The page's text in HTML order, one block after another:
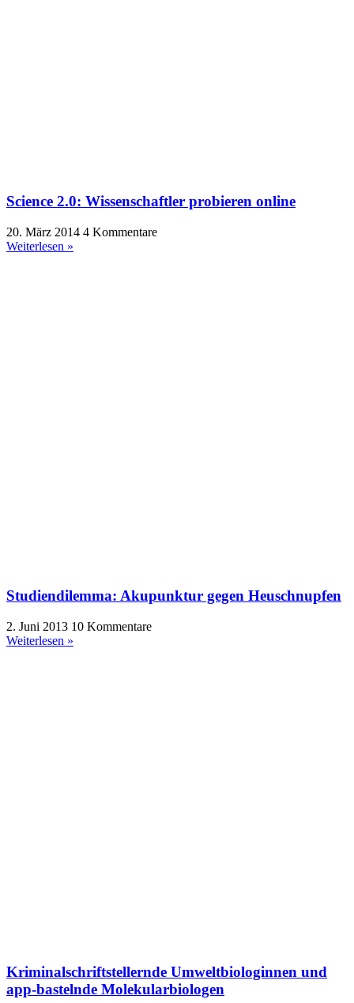
Science 2.0: Wissenschaftler probieren online
20. März 2014 4 Kommentare
Weiterlesen »
Studiendilemma: Akupunktur gegen Heuschnupfen
2. Juni 2013 10 Kommentare
Weiterlesen »
Kriminalschriftstellernde Umweltbiologinnen und
app-bastelnde Molekularbiologen